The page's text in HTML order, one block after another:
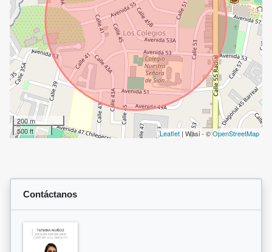
200 m
500 ft
Leaflet | Wasi - ©OpenStreetMap
Contáctanos